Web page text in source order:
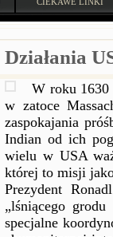
Działania
W roku
w zatoce
zaspokajania
Indian od ich
wielu w USA
której to misji
Prezydent
„lśniącego
specjalne